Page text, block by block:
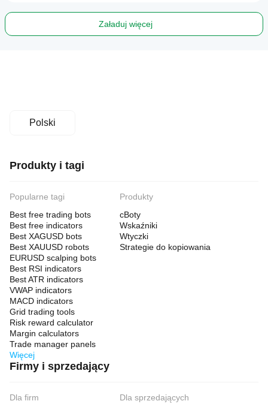
Załaduj więcej
Polski
Produkty i tagi
Popularne tagi
Best free trading bots
Best free indicators
Best XAGUSD bots
Best XAUUSD robots
EURUSD scalping bots
Best RSI indicators
Best ATR indicators
VWAP indicators
MACD indicators
Grid trading tools
Risk reward calculator
Margin calculators
Trade manager panels
Więcej
Produkty
cBoty
Wskaźniki
Wtyczki
Strategie do kopiowania
Firmy i sprzedający
Dla firm
Dla sprzedających